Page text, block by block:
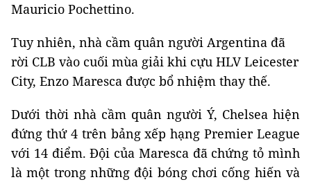
Mauricio Pochettino.
Tuy nhiên, nhà cầm quân người Argentina đã
rời CLB vào cuối mùa giải khi cựu HLV Leicester
City, Enzo Maresca được bổ nhiệm thay thế.
Dưới thời nhà cầm quân người Ý, Chelsea hiện
đứng thứ 4 trên bảng xếp hạng Premier League
với 14 điểm. Đội của Maresca đã chứng tỏ mình
là một trong những đội bóng chơi cống hiến và